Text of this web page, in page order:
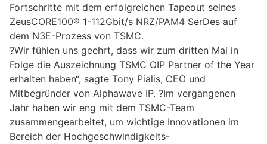
Fortschritte mit dem erfolgreichen Tapeout seines
ZeusCORE100® 1-112Gbit/s NRZ/PAM4 SerDes auf
dem N3E-Prozess von TSMC.
?Wir fühlen uns geehrt, dass wir zum dritten Mal in
Folge die Auszeichnung TSMC OIP Partner of the Year
erhalten haben“, sagte Tony Pialis, CEO und
Mitbegründer von Alphawave IP. ?Im vergangenen
Jahr haben wir eng mit dem TSMC-Team
zusammengearbeitet, um wichtige Innovationen im
Bereich der Hochgeschwindigkeits-